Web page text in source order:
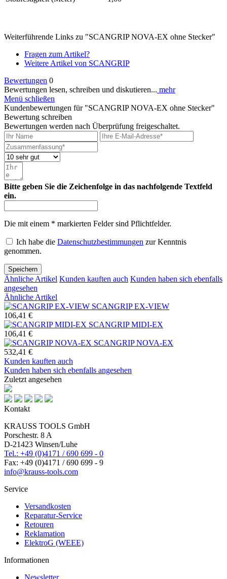
Weiterführende Links zu "SCANGRIP NOVA-EX ohne Stecker"
Fragen zum Artikel?
Weitere Artikel von SCANGRIP
Bewertungen 0
Bewertungen lesen, schreiben und diskutieren... mehr
Menü schließen
Kundenbewertungen für "SCANGRIP NOVA-EX ohne Stecker"
Bewertung schreiben
Bewertungen werden nach Überprüfung freigeschaltet.
Bitte geben Sie die Zeichenfolge in das nachfolgende Textfeld
ein.
Die mit einem * markierten Felder sind Pflichtfelder.
Ich habe die Datenschutzbestimmungen zur Kenntnis
genommen.
Speichern
Ähnliche Artikel Kunden kauften auch Kunden haben sich ebenfalls
angesehen
Ähnliche Artikel
SCANGRIP EX-VIEW
106,41 €
SCANGRIP MIDI-EX
106,41 €
SCANGRIP NOVA-EX
532,41 €
Kunden kauften auch
Kunden haben sich ebenfalls angesehen
Zuletzt angesehen
Kontakt
KRAUSS TOOLS GmbH
Porschestr. 8 A
D-21423 Winsen/Luhe
Tel.: +49 (0)4171 / 690 699 - 0
Fax: +49 (0)4171 / 690 699 - 9
info@krauss-tools.com
Service
Versandkosten
Reparatur-Service
Retouren
Reklamation
ElektroG (WEEE)
Informationen
Newsletter